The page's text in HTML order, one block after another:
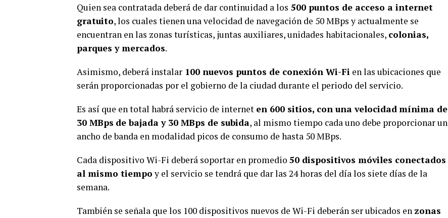
Quien sea contratada deberá de dar continuidad a los 500 puntos de acceso a internet
gratuito, los cuales tienen una velocidad de navegación de 50 MBps y actualmente se
encuentran en las zonas turísticas, juntas auxiliares, unidades habitacionales, colonias,
parques y mercados.
Asimismo, deberá instalar 100 nuevos puntos de conexión Wi-Fi en las ubicaciones que
serán proporcionadas por el gobierno de la ciudad durante el periodo del servicio.
Es así que en total habrá servicio de internet en 600 sitios, con una velocidadmínima de
30 MBps de bajada y 30 MBps de subida, al mismo tiempo cada uno debe proporcionar un
ancho de banda en modalidad picos de consumo de hasta 50 MBps.
Cada dispositivo Wi-Fi deberá soportar en promedio 50 dispositivos móviles conectados
al mismo tiempoy el servicio se tendrá que dar las 24 horas del día los siete días de la
semana.
También se señala que los 100 dispositivos nuevos de Wi-Fi deberán ser ubicados en zonas